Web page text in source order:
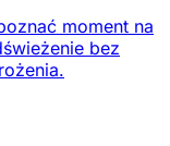
moment na
bez